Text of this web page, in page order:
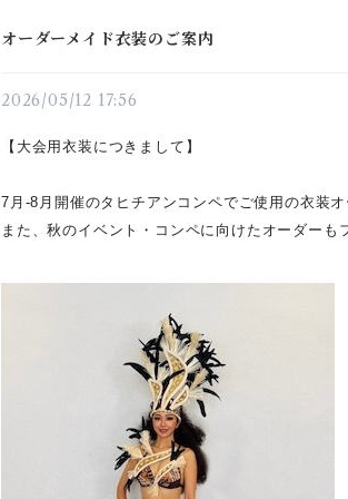
オーダーメイド衣装のご案内
2026/05/12 17:56
【大会用衣装につきまして】
7月-8月開催のタヒチアンコンペでご使用の衣装
また、秋のイベント・コンペに向けたオーダーも